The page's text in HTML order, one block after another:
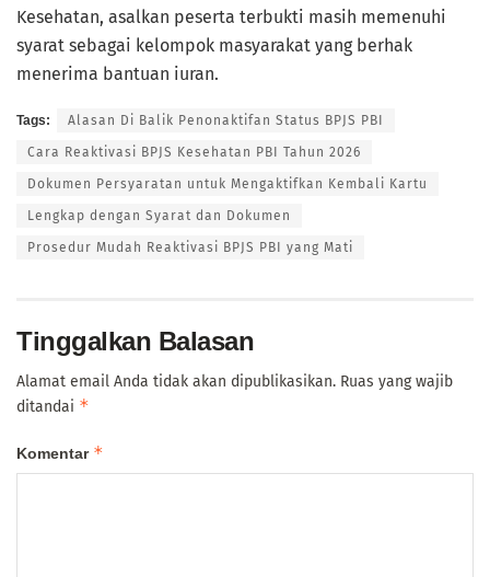
Kesehatan, asalkan peserta terbukti masih memenuhi
syarat sebagai kelompok masyarakat yang berhak
menerima bantuan iuran.
Tags: Alasan Di Balik Penonaktifan Status BPJS PBI
Cara Reaktivasi BPJS Kesehatan PBI Tahun 2026
Dokumen Persyaratan untuk Mengaktifkan Kembali Kartu
Lengkap dengan Syarat dan Dokumen
Prosedur Mudah Reaktivasi BPJS PBI yang Mati
Tinggalkan Balasan
Alamat email Anda tidak akan dipublikasikan. Ruas yang wajib
ditandai *
Komentar *